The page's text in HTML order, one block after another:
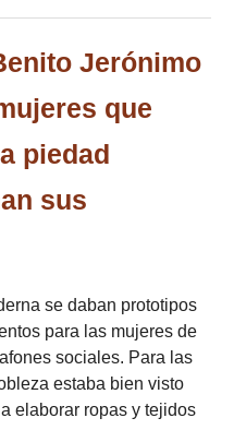
Jerónimo
que
piedad
sus
se daban prototipos
para las mujeres de
sociales. Para las
estaba bien visto
elaborar ropas y tejidos